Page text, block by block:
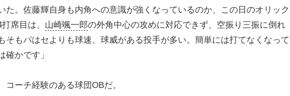
た。佐藤輝自身も内角への意識が強くなっているのか、この日のオリック
席目は、 山崎颯一郎の外角中心の攻めに対応できず、空振り三振に倒れ
そもパはセよりも球速、球威がある投手が多い。簡単には打てなくなって
確かです」
ーチ経験のある球団OBだ。